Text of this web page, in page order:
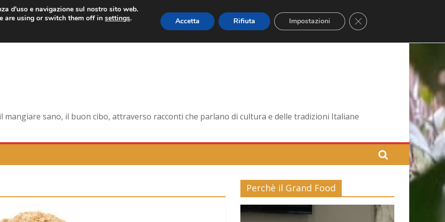
smagliante senza età
mangiare sano, il buon cibo, attraverso racconti che parlano di cultura e delle tradizioni Italiane
Perchè il Grand Food
Video
d'uso e navigazione sul nostro sito web.
are using or switch them off insettings. Accetta Rifiuta Impostazioni Close GDPR Cookie Banner